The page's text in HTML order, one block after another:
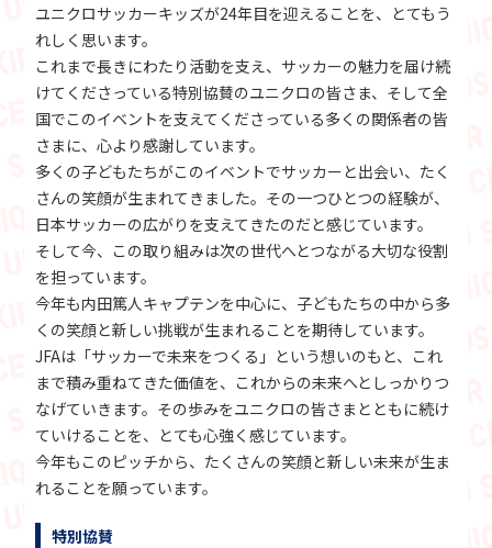
ユニクロサッカーキッズが24年目を迎えることを、とてもう
れしく思います。
これまで長きにわたり活動を支え、サッカーの魅力を届け続
けてくださっている特別協賛のユニクロの皆さま、そして全
国でこのイベントを支えてくださっている多くの関係者の皆
さまに、心より感謝しています。
多くの子どもたちがこのイベントでサッカーと出会い、たく
さんの笑顔が生まれてきました。その一つひとつの経験が、
日本サッカーの広がりを支えてきたのだと感じています。
そして今、この取り組みは次の世代へとつながる大切な役割
を担っています。
今年も内田篤人キャプテンを中心に、子どもたちの中から多
くの笑顔と新しい挑戦が生まれることを期待しています。
JFAは「サッカーで未来をつくる」という想いのもと、これ
まで積み重ねてきた価値を、これからの未来へとしっかりつ
なげていきます。その歩みをユニクロの皆さまとともに続け
ていけることを、とても心強く感じています。
今年もこのピッチから、たくさんの笑顔と新しい未来が生ま
れることを願っています。
特別協賛